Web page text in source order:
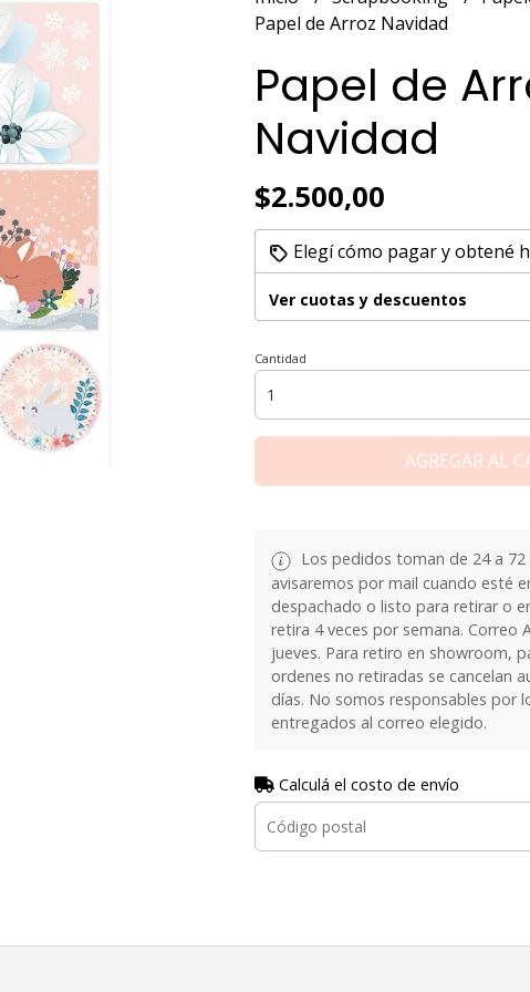
Papel de Arroz Navidad
Papel de
Navidad
$2.500,00
Elegí cómo pagar y obtené
Ver cuotas y descuentos
Cantidad
AGREGAR AL
Los pedidos toman de 24 a 72
avisaremos por mail cuando esté
despachado o listo para retirar o
retira 4 veces por semana. Correo
jueves. Para retiro en showroom,
ordenes no retiradas se cancelan
días. No somos responsables por
entregados al correo elegido.
Calculá el costo de envío